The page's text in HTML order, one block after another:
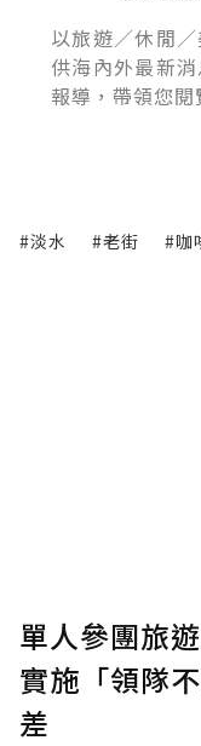
以旅遊／休閒
供海內外最新
報導，帶領您閱
#淡水 #老街 #咖
單人參團旅
實施「領隊
差